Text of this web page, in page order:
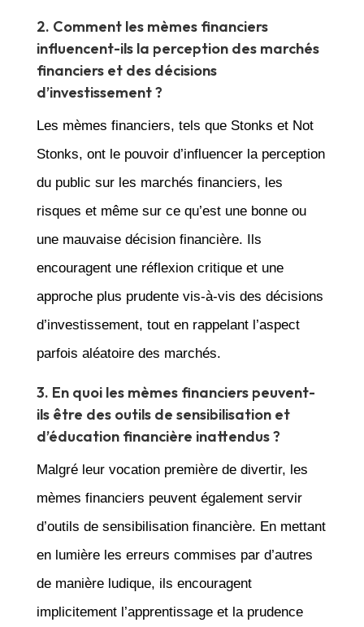
2. Comment les mèmes financiers
influencent-ils la perception des marchés
financiers et des décisions
d’investissement ?
Les mèmes financiers, tels que Stonks et Not
Stonks, ont le pouvoir d’influencer la perception
du public sur les marchés financiers, les
risques et même sur ce qu’est une bonne ou
une mauvaise décision financière. Ils
encouragent une réflexion critique et une
approche plus prudente vis-à-vis des décisions
d’investissement, tout en rappelant l’aspect
parfois aléatoire des marchés.
3. En quoi les mèmes financiers peuvent-
ils être des outils de sensibilisation et
d’éducation financière inattendus ?
Malgré leur vocation première de divertir, les
mèmes financiers peuvent également servir
d’outils de sensibilisation financière. En mettant
en lumière les erreurs commises par d’autres
de manière ludique, ils encouragent
implicitement l’apprentissage et la prudence